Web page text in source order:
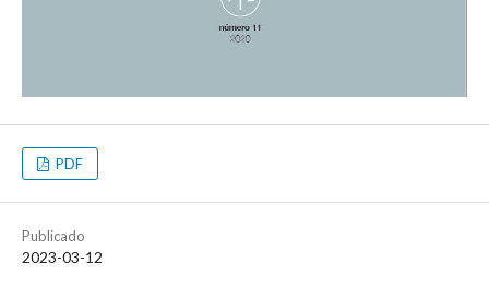
PDF
Publicado
2023-03-12